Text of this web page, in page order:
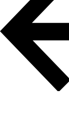
公路运输
货柜运输
铁路运输
海运和河流运输